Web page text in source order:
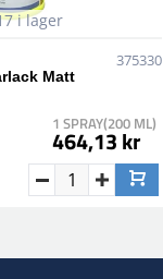
i lager
375330
Matt
1 SPRAY(200 ML)
464,13 kr